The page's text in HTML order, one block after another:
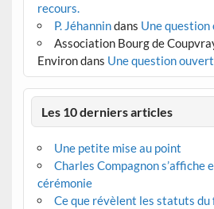
recours.
P. Jéhannindans Une
Association Bourg de
Environdans Une question
Les 10 derniers articles
Une petite mise au point
Charles Compagnon s’affiche
cérémonie
Ce que révèlent les statuts